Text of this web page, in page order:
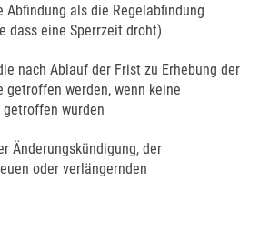
Abfindung als die Regelabfindung
dass eine Sperrzeit droht)
nach Ablauf der Frist zu Erhebung der
getroffen werden, wenn keine
wurden
Änderungskündigung, der
oder verlängernden